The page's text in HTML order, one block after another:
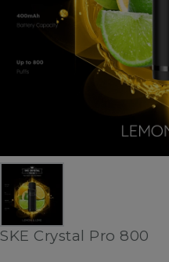
SKE Crystal Pro 800